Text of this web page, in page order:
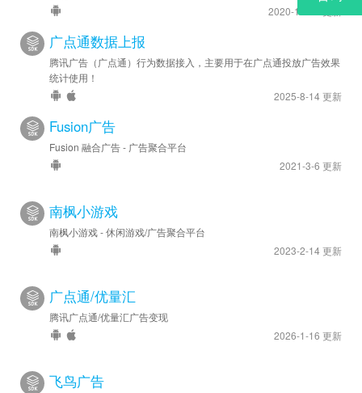
2020-12-14 更新
广点通数据上报
腾讯广告（广点通）行为数据接入，主要用于在广点通投放广告效果
统计使用！
2025-8-14 更新
Fusion广告
Fusion 融合广告 - 广告聚合平台
2021-3-6 更新
南枫小游戏
南枫小游戏 - 休闲游戏/广告聚合平台
2023-2-14 更新
广点通/优量汇
腾讯广点通/优量汇广告变现
2026-1-16 更新
飞鸟广告